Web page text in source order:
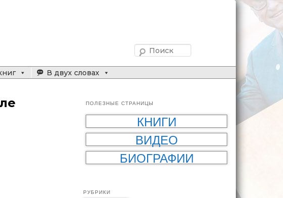
В двух словах
ПОЛЕЗНЫЕ СТРАНИЦЫ
КНИГИ
ВИДЕО
БИОГРАФИИ
РУБРИКИ